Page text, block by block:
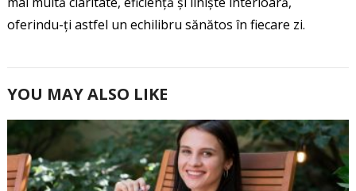
oferindu-ți astfel un echilibru sănătos în fiecare zi.
YOU MAY ALSO LIKE